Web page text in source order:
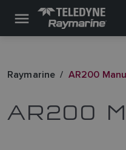
Raymarine AR200
AR200